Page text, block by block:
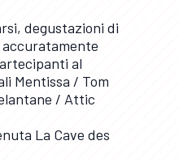
degustazioni di
al
Mentissa / Tom
/ Attic
La Cave des